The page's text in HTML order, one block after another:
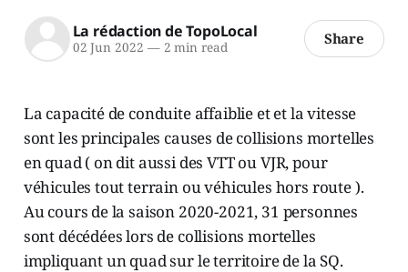
La rédaction de TopoLocal
02 Jun 2022 —2 min read Share
La capacité de conduite affaiblie et et la vitesse
sont les principales causes de collisions mortelles
en quad ( on dit aussi des VTT ou VJR, pour
véhicules tout terrain ou véhicules hors route ).
Au cours de la saison 2020-2021, 31 personnes
sont décédées lors de collisions mortelles
impliquant un quad sur le territoire de la SQ.